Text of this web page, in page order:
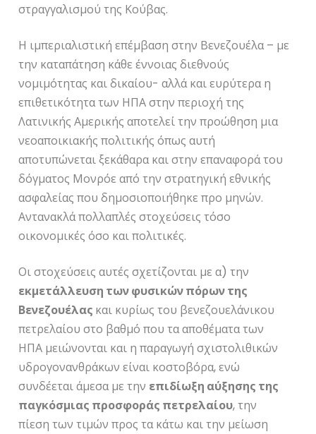
στραγγαλισμού της Κούβας.
Η ιμπεριαλιστική επέμβαση στην Βενεζουέλα – με
την καταπάτηση κάθε έννοιας διεθνούς
νομιμότητας και δικαίου- αλλά και ευρύτερα η
επιθετικότητα των ΗΠΑ στην περιοχή της
Λατινικής Αμερικής αποτελεί την προώθηση μια
νεοαποικιακής πολιτικής όπως αυτή
αποτυπώνεται ξεκάθαρα και στην επαναφορά του
δόγματος Μονρόε από την στρατηγική εθνικής
ασφαλείας που δημοσιοποιήθηκε προ μηνών.
Αντανακλά πολλαπλές στοχεύσεις τόσο
οικονομικές όσο και πολιτικές.
Οι στοχεύσεις αυτές σχετίζονται με α) την
εκμετάλλευση των φυσικών πόρων της
Βενεζουέλας και κυρίως του βενεζουελάνικου
πετρελαίου στο βαθμό που τα αποθέματα των
ΗΠΑ μειώνονται και η παραγωγή σχιστολιθικών
υδρογονανθράκων είναι κοστοβόρα, ενώ
συνδέεται άμεσα με την επιδίωξη αύξησης της
παγκόσμιας προσφοράς πετρελαίου, την
πίεση των τιμών προς τα κάτω και την μείωση